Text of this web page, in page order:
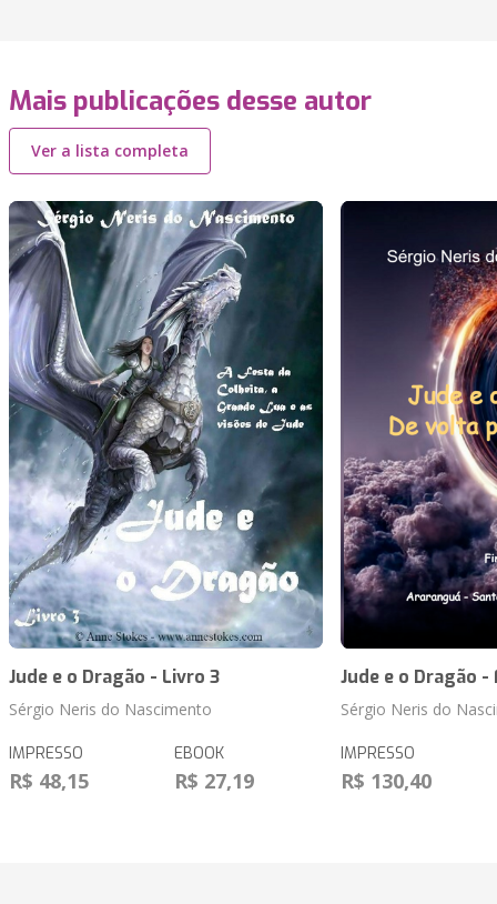
Mais publicações desse autor
Ver a lista completa
Jude e o Dragão - Livro 3
Sérgio Neris do Nascimento
IMPRESSO
R$ 48,15
EBOOK
R$ 27,19
Jude e o Dragão -
Sérgio Neris do
IMPRESSO
R$ 130,40